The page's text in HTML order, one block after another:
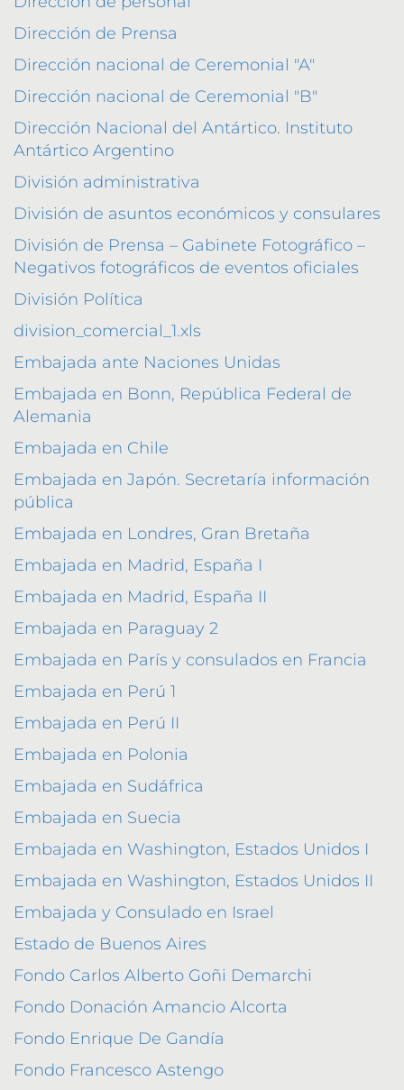
Dirección de Prensa
Dirección nacional de Ceremonial "A"
Dirección nacional de Ceremonial "B"
Dirección Nacional del Antártico. Instituto
Antártico Argentino
División administrativa
División de asuntos económicos y consulares
División de Prensa – Gabinete Fotográfico –
Negativos fotográficos de eventos oficiales
División Política
division_comercial_1.xls
Embajada ante Naciones Unidas
Embajada en Bonn, República Federal de
Alemania
Embajada en Chile
Embajada en Japón. Secretaría información
pública
Embajada en Londres, Gran Bretaña
Embajada en Madrid, España I
Embajada en Madrid, España II
Embajada en Paraguay 2
Embajada en París y consulados en Francia
Embajada en Perú 1
Embajada en Perú II
Embajada en Polonia
Embajada en Sudáfrica
Embajada en Suecia
Embajada en Washington, Estados Unidos I
Embajada en Washington, Estados Unidos II
Embajada y Consulado en Israel
Estado de Buenos Aires
Fondo Carlos Alberto Goñi Demarchi
Fondo Donación Amancio Alcorta
Fondo Enrique De Gandía
Fondo Francesco Astengo